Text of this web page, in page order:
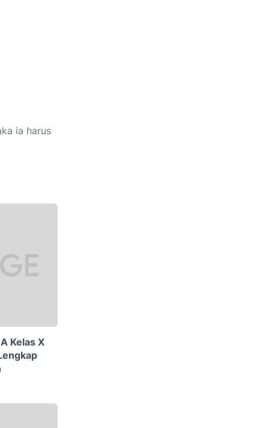
ia harus
Kelas X